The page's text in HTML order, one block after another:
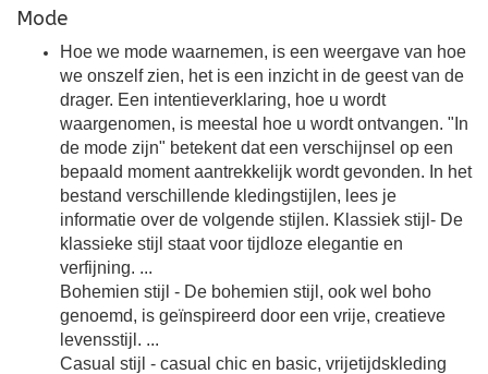
Mode
Hoe we mode waarnemen, is een weergave van hoe
we onszelf zien, het is een inzicht in de geest van de
drager. Een intentieverklaring, hoe u wordt
waargenomen, is meestal hoe u wordt ontvangen. "In
de mode zijn" betekent dat een verschijnsel op een
bepaald moment aantrekkelijk wordt gevonden. In het
bestand verschillende kledingstijlen, lees je
informatie over de volgende stijlen. Klassiek stijl- De
klassieke stijl staat voor tijdloze elegantie en
verfijning. ...
Bohemien stijl - De bohemien stijl, ook wel boho
genoemd, is geïnspireerd door een vrije, creatieve
levensstijl. ...
Casual stijl - casual chic en basic, vrijetijdskleding